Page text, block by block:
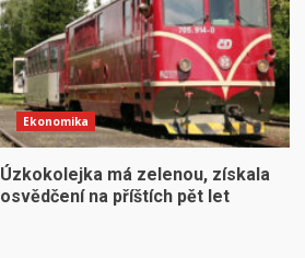
Ekonomika
Úzkokolejka má zelenou, získala
osvědčení na příštích pět let